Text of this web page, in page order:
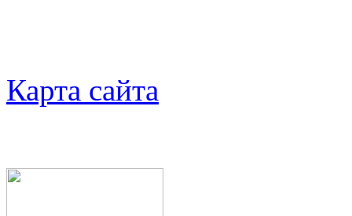
Карта сайта